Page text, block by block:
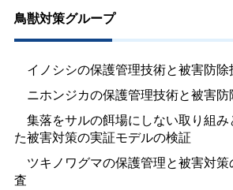
鳥獣対策グループ
イノシシの保護管理技術と被害防除
ニホンジカの保護管理技術と被害防
集落をサルの餌場にしない取り組み
た被害対策の実証モデルの検証
ツキノワグマの保護管理と被害対策
査